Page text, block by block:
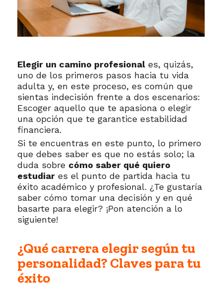
Elegir un camino profesional es, quizás,
uno de los primeros pasos hacia tu vida
adulta y, en este proceso, es común que
sientas indecisión frente a dos escenarios:
Escoger aquello que te apasiona o elegir
una opción que te garantice estabilidad
financiera.
Si te encuentras en este punto, lo primero
que debes saber es que no estás solo; la
duda sobre cómo saber qué quiero
estudiar es el punto de partida hacia tu
éxito académico y profesional. ¿Te gustaría
saber cómo tomar una decisión y en qué
basarte para elegir? ¡Pon atención a lo
siguiente!
¿Qué carrera elegir según tu
personalidad? Claves para tu
éxito